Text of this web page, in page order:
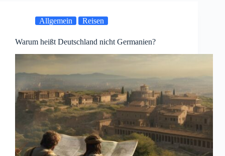
Allgemein Reisen
Warum heißt Deutschland nicht Germanien?